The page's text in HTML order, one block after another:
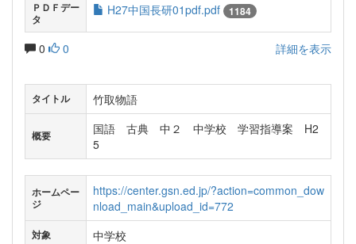
ＰＤＦデー
タ
H27中国長研01pdf.pdf 1184
0 0 詳細を表示
タイトル 竹取物語
概要
国語 古典 中２ 中学校 学習指導案 H2
5
ホームペー
ジ
https://center.gsn.ed.jp/?action=common_dow
nload_main&upload_id=772
対象 中学校